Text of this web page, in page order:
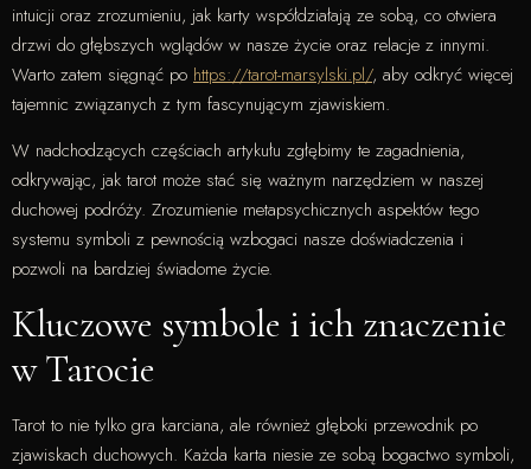
intuicji oraz zrozumieniu, jak karty współdziałają ze sobą, co otwiera
drzwi do głębszych wglądów w nasze życie oraz relacje z innymi.
Warto zatem sięgnąć po https://tarot-marsylski.pl/, aby odkryć więcej
tajemnic związanych z tym fascynującym zjawiskiem.
W nadchodzących częściach artykułu zgłębimy te zagadnienia,
odkrywając, jak tarot może stać się ważnym narzędziem w naszej
duchowej podróży. Zrozumienie metapsychicznych aspektów tego
systemu symboli z pewnością wzbogaci nasze doświadczenia i
pozwoli na bardziej świadome życie.
Kluczowe symbole i ich znaczenie
w Tarocie
Tarot to nie tylko gra karciana, ale również głęboki przewodnik po
zjawiskach duchowych. Każda karta niesie ze sobą bogactwo symboli,